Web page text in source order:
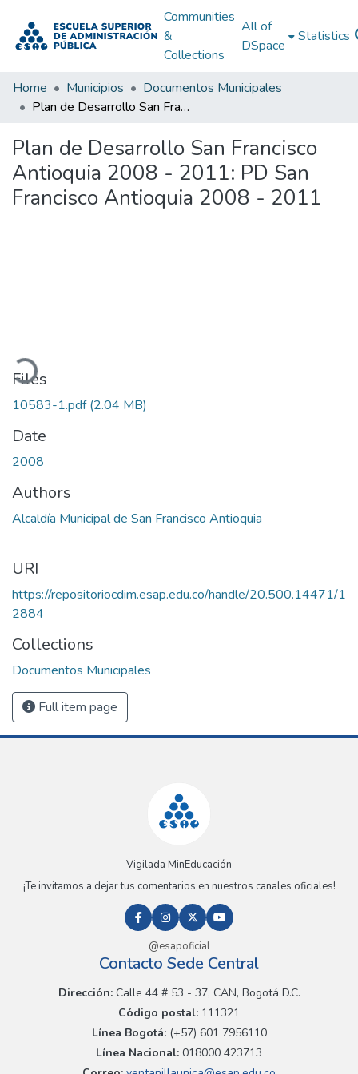
Communities
&
Collections
All of
DSpace
Statistics
Home Municipios
Documentos Municipales
Plan de Desarrollo San Francisco Antioquia 2008 - 2011: PD San Francisco Antioquia 2008 - 2011
Plan de Desarrollo San Francisco
Antioquia 2008 - 2011: PD San
Francisco Antioquia 2008 - 2011
Files
10583-1.pdf(2.04 MB)
Date
2008
Authors
Alcaldía Municipal de San Francisco Antioquia
URI
https://repositoriocdim.esap.edu.co/handle/20.500.14471/1
2884
Collections
Documentos Municipales
Full item page
Vigilada MinEducación
¡Te invitamos a dejar tus comentarios en nuestros canales oficiales!
@esapoficial
Contacto Sede Central
Dirección:Calle 44 # 53 - 37, CAN, Bogotá D.C.
Código postal: 111321
Línea Bogotá:(+57) 601 7956110
Línea Nacional: 018000 423713